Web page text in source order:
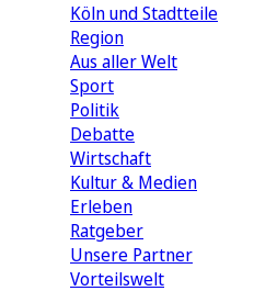
Köln und Stadtteile
Region
Aus aller Welt
Sport
Politik
Debatte
Wirtschaft
Kultur & Medien
Erleben
Ratgeber
Unsere Partner
Vorteilswelt